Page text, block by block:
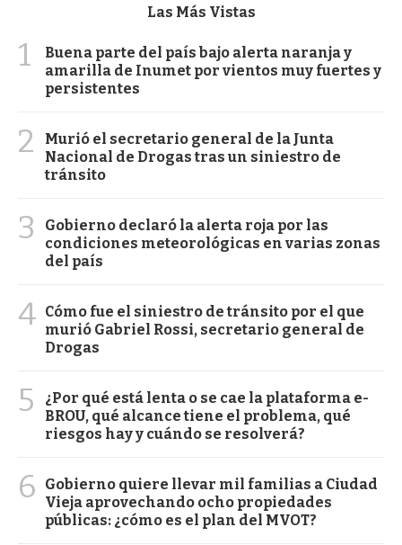
Las Más Vistas
1
Buena parte del país bajo alerta naranja y
amarilla de Inumet por vientos muy fuertes y
persistentes
2
Murió el secretario general de la Junta
Nacional de Drogas tras un siniestro de
tránsito
3
Gobierno declaró la alerta roja por las
condiciones meteorológicas en varias zonas
del país
4 Cómo fue el siniestro de tránsito por el que
murió Gabriel Rossi, secretario general de
Drogas
5
¿Por qué está lenta o se cae la plataforma e-
BROU, qué alcance tiene el problema, qué
riesgos hay y cuándo se resolverá?
6
Gobierno quiere llevar mil familias a Ciudad
Vieja aprovechando ocho propiedades
públicas: ¿cómo es el plan del MVOT?